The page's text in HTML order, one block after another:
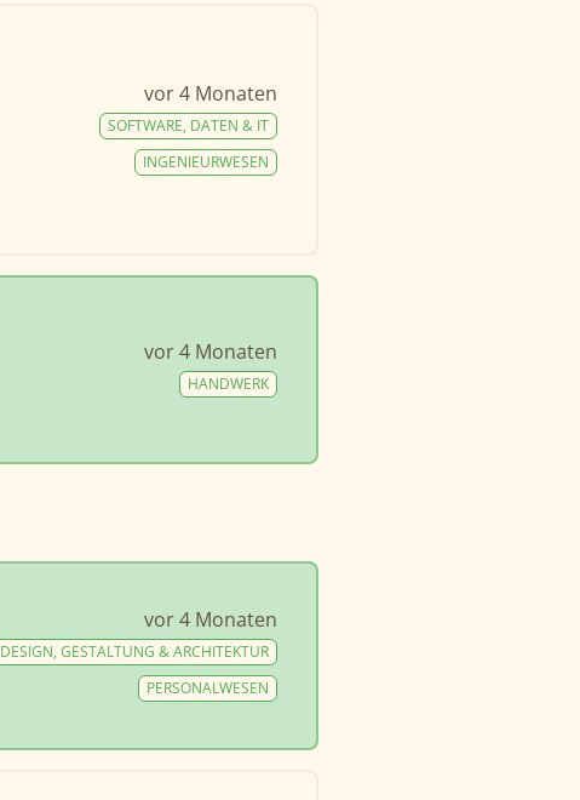
vor 4 Monaten
SOFTWARE, DATEN & IT
INGENIEURWESEN
vor 4 Monaten
HANDWERK
vor 4 Monaten
DESIGN, GESTALTUNG & ARCHITEKTUR
PERSONALWESEN